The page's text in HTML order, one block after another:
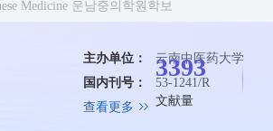
Medicine 운남중의학원학보
主办单位：
云南中医药大学
国内刊号：
53-1241/R
查看更多
3393
文献量